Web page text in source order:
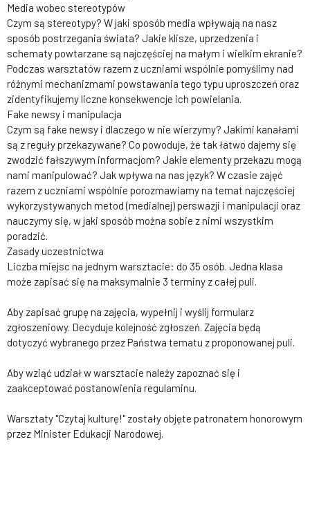
Media wobec stereotypów
Czym są stereotypy? W jaki sposób media wpływają na nasz
sposób postrzegania świata? Jakie klisze, uprzedzenia i
schematy powtarzane są najczęściej na małym i wielkim ekranie?
Podczas warsztatów razem z uczniami wspólnie pomyślimy nad
różnymi mechanizmami powstawania tego typu uproszczeń oraz
zidentyfikujemy liczne konsekwencje ich powielania.
Fake newsy i manipulacja
Czym są fake newsy i dlaczego w nie wierzymy? Jakimi kanałami
są z reguły przekazywane? Co powoduje, że tak łatwo dajemy się
zwodzić fałszywym informacjom? Jakie elementy przekazu mogą
nami manipulować? Jak wpływa na nas język? W czasie zajęć
razem z uczniami wspólnie porozmawiamy na temat najczęściej
wykorzystywanych metod (medialnej) perswazji i manipulacji oraz
nauczymy się, w jaki sposób można sobie z nimi wszystkim
poradzić.
Zasady uczestnictwa
Liczba miejsc na jednym warsztacie: do 35 osób. Jedna klasa
może zapisać się na maksymalnie 3 terminy z całej puli.
Aby zapisać grupę na zajęcia, wypełnij i wyślij formularz
zgłoszeniowy. Decyduje kolejność zgłoszeń. Zajęcia będą
dotyczyć wybranego przez Państwa tematu z proponowanej puli.
Aby wziąć udział w warsztacie należy zapoznać się i
zaakceptować postanowienia regulaminu.
Warsztaty "Czytaj kulturę!" zostały objęte patronatem honorowym
przez Minister Edukacji Narodowej.